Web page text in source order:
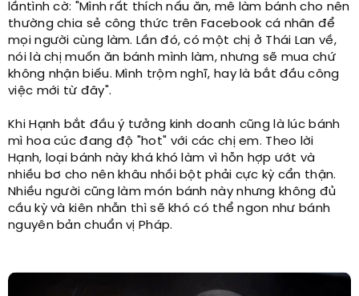
lầntình cờ: "Mình rất thích nấu ăn, mê làm bánh cho nên
thường chia sẻ công thức trên Facebook cá nhân để
mọi người cùng làm. Lần đó, có một chị ở Thái Lan về,
nói là chị muốn ăn bánh mình làm, nhưng sẽ mua chứ
không nhận biếu. Mình trộm nghĩ, hay là bắt đầu công
việc mới từ đây".
Khi Hạnh bắt đầu ý tưởng kinh doanh cũng là lúc bánh
mì hoa cúc đang độ "hot" với các chị em. Theo lời
Hạnh, loại bánh này khá khó làm vì hỗn hợp ướt và
nhiều bơ cho nên khâu nhồi bột phải cực kỳ cẩn thận.
Nhiều người cũng làm món bánh này nhưng không đủ
cầu kỳ và kiên nhẫn thì sẽ khó có thể ngon như bánh
nguyên bản chuẩn vị Pháp.